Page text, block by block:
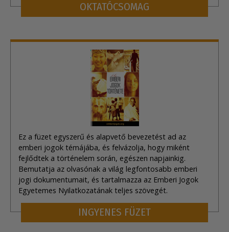
OKTATÓCSOMAG
Ez a füzet egyszerű és alapvető bevezetést ad az
emberi jogok témájába, és felvázolja, hogy miként
fejlődtek a történelem során, egészen napjainkig.
Bemutatja az olvasónak a világ legfontosabb emberi
jogi dokumentumait, és tartalmazza az Emberi Jogok
Egyetemes Nyilatkozatának teljes szövegét.
INGYENES FÜZET